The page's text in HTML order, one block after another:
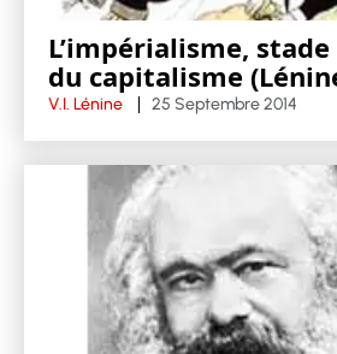
L’impérialisme,
du capitalisme
V.I. Lénine 25 Septembre 2014